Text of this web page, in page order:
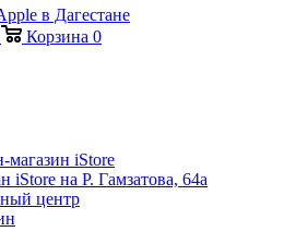
Корзина 0
магазин iStore
iStore на Р. Гамзатова, 64а
центр